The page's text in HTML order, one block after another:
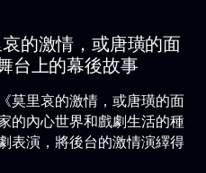
的激情，或唐璜的面
台上的幕後故事
莫里哀的激情，或唐璜的面
的內心世界和戲劇生活的種
表演，將後台的激情演繹得